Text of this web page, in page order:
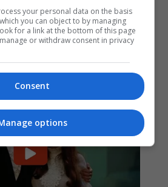
your personal data on the basis
you can object to by managing
for a link at the bottom of this page
or withdraw consent in privacy
Consent
options